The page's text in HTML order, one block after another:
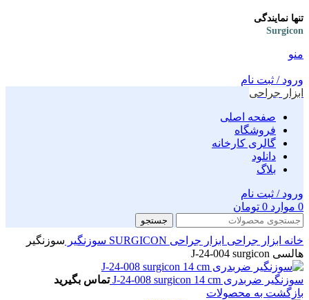
تنها نمایندگی
Surgicon
منو
ورود / ثبت نام
ابزار جراحی
صفحه اصلی
فروشگاه
گالری کارخانه
دانلود
بلاگ
ورود / ثبت نام
0 موارد 0 تومان
جستجو
خانه ابزار جراحی ابزار جراحی SURGICON سوزنگیر سوزنگیر
هالسی J-24-004 surgicon
سوزنگیر ضربدری J-24-008 surgicon 14 cm
تماس بگیرید
بازگشت به محصولات